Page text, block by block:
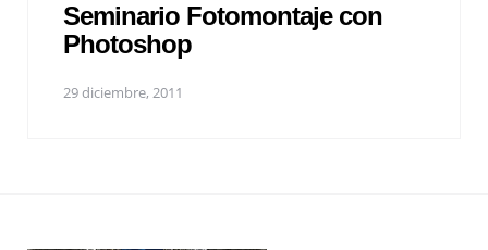
Seminario Fotomontaje con
Photoshop
29 diciembre, 2011